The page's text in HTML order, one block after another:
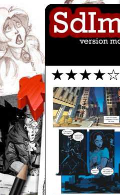
★★★★☆